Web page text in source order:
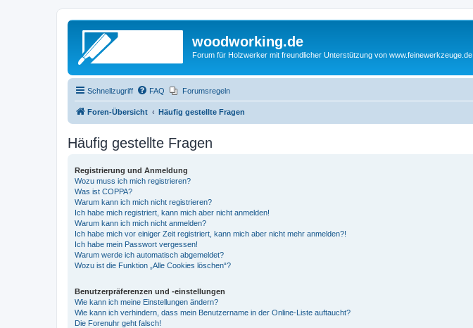
woodworking.de
Forum für Holzwerker mit freundlicher Unterstützung von www.feinewerkzeuge.de
Schnellzugriff FAQ Forumsregeln
Foren-Übersicht Häufig gestellte Fragen
Häufig gestellte Fragen
Registrierung und Anmeldung
Wozu muss ich mich registrieren?
Was ist COPPA?
Warum kann ich mich nicht registrieren?
Ich habe mich registriert, kann mich aber nicht anmelden!
Warum kann ich mich nicht anmelden?
Ich habe mich vor einiger Zeit registriert, kann mich aber nicht mehr anmelden?!
Ich habe mein Passwort vergessen!
Warum werde ich automatisch abgemeldet?
Wozu ist die Funktion „Alle Cookies löschen“?
Benutzerpräferenzen und -einstellungen
Wie kann ich meine Einstellungen ändern?
Wie kann ich verhindern, dass mein Benutzername in der Online-Liste auftaucht?
Die Forenuhr geht falsch!